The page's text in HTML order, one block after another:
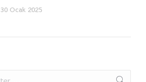
30 Ocak 2025